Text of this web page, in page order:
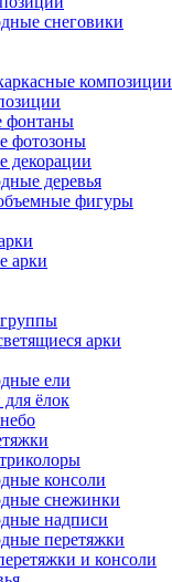
снеговики
композиции
фонтаны
фотозоны
декорации
деревья
фигуры
арки
арки
ели
ёлок
консоли
снежинки
надписи
перетяжки
и консоли